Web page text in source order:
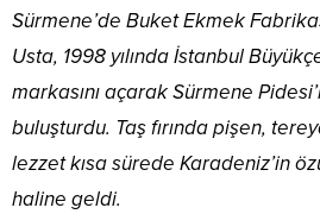
Sürmene’de Buket Ekmek
Usta, 1998 yılında İstanbul
markasını açarak Sürmene
buluşturdu. Taş fırında pişen,
lezzet kısa sürede Karadeniz’in
haline geldi.